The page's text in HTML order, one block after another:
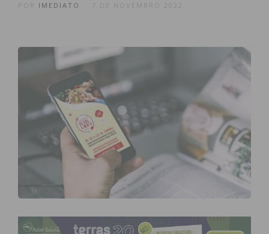
IMEDIATO 7 DE NOVEMBRO 2022